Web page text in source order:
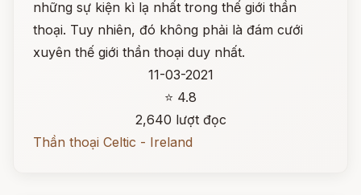
những sự kiện kì lạ nhất trong thế giới thần
thoại. Tuy nhiên, đó không phải là đám cưới
xuyên thế giới thần thoại duy nhất.
11-03-2021
⭐ 4.8
2,640 lượt đọc
Thần thoại Celtic - Ireland